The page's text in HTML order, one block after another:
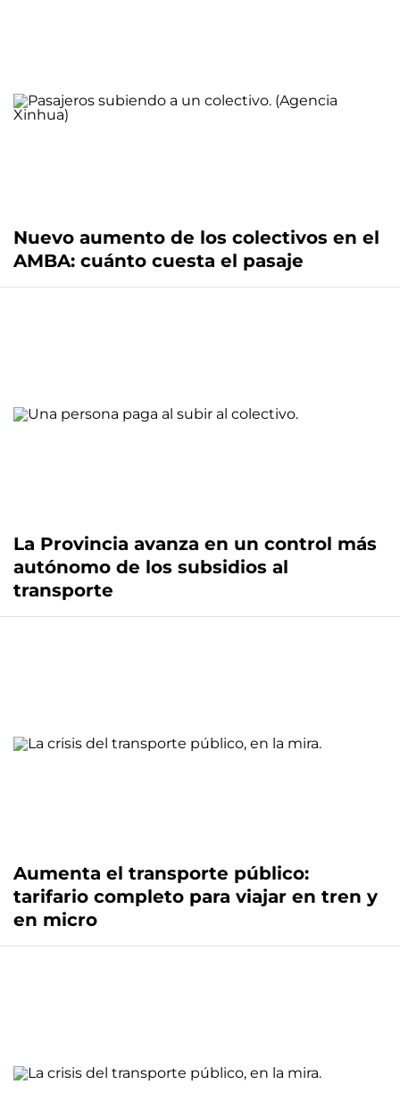
Nuevo aumento de los colectivos en el
AMBA: cuánto cuesta el pasaje
La Provincia avanza en un control más
autónomo de los subsidios al
transporte
Aumenta el transporte público:
tarifario completo para viajar en tren y
en micro